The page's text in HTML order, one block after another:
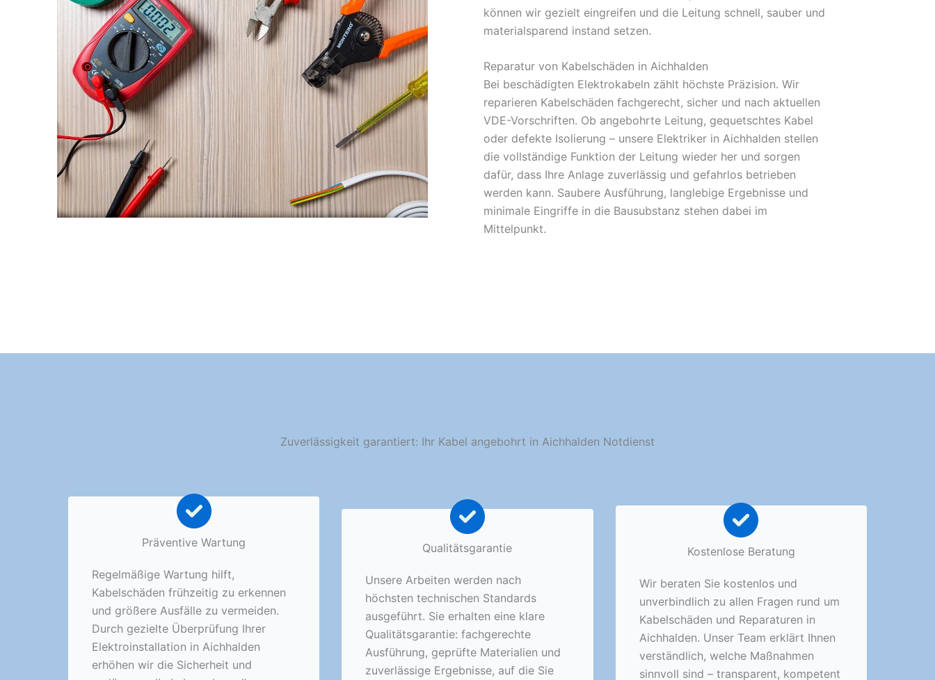
können wir gezielt eingreifen und die Leitung schnell, sauber und
materialsparend instand setzen.
Reparatur von Kabelschäden in Aichhalden
Bei beschädigten Elektrokabeln zählt höchste Präzision. Wir
reparieren Kabelschäden fachgerecht, sicher und nach aktuellen
VDE-Vorschriften. Ob angebohrte Leitung, gequetschtes Kabel
oder defekte Isolierung – unsere Elektriker in Aichhalden stellen
die vollständige Funktion der Leitung wieder her und sorgen
dafür, dass Ihre Anlage zuverlässig und gefahrlos betrieben
werden kann. Saubere Ausführung, langlebige Ergebnisse und
minimale Eingriffe in die Bausubstanz stehen dabei im
Mittelpunkt.
Zuverlässigkeit garantiert: Ihr Kabel angebohrt in Aichhalden Notdienst
Präventive Wartung
Regelmäßige Wartung hilft,
Kabelschäden frühzeitig zu erkennen
und größere Ausfälle zu vermeiden.
Durch gezielte Überprüfung Ihrer
Elektroinstallation in Aichhalden
erhöhen wir die Sicherheit und
Qualitätsgarantie
Unsere Arbeiten werden nach
höchsten technischen Standards
ausgeführt. Sie erhalten eine klare
Qualitätsgarantie: fachgerechte
Ausführung, geprüfte Materialien und
zuverlässige Ergebnisse, auf die Sie
Kostenlose Beratung
Wir beraten Sie kostenlos und
unverbindlich zu allen Fragen rund um
Kabelschäden und Reparaturen in
Aichhalden. Unser Team erklärt Ihnen
verständlich, welche Maßnahmen
sinnvoll sind – transparent, kompetent